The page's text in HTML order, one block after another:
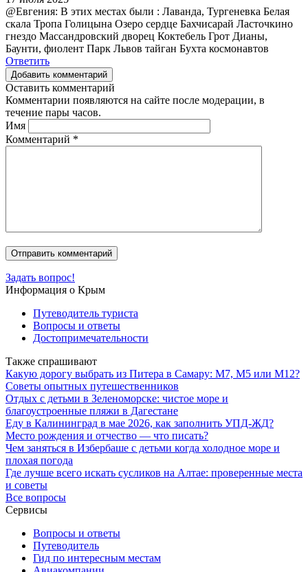
@Евгения: В этих местах были : Лаванда, Тургеневка Белая
скала Тропа Голицына Озеро сердце Бахчисарай Ласточкино
гнездо Массандровский дворец Коктебель Грот Дианы,
Баунти, фиолент Парк Львов тайган Бухта космонавтов
Ответить
Добавить комментарий
Оставить комментарий
Комментарии появляются на сайте после модерации, в
течение пары часов.
Имя
Комментарий *
Задать вопрос!
Информация о Крым
Путеводитель туриста
Вопросы и ответы
Достопримечательности
Также спрашивают
Какую дорогу выбрать из Питера в Самару: М7, М5 или М12?
Советы опытных путешественников
Отдых с детьми в Зеленоморске: чистое море и
благоустроенные пляжи в Дагестане
Еду в Калининград в мае 2026, как заполнить УПД-ЖД?
Место рождения и отчество — что писать?
Чем заняться в Избербаше с детьми когда холодное море и
плохая погода
Где лучше всего искать сусликов на Алтае: проверенные места
и советы
Все вопросы
Сервисы
Вопросы и ответы
Путеводитель
Гид по интересным местам